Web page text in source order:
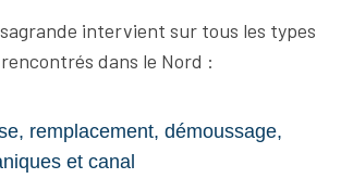
intervient sur tous les types
dans le Nord :
remplacement, démoussage,
et canal